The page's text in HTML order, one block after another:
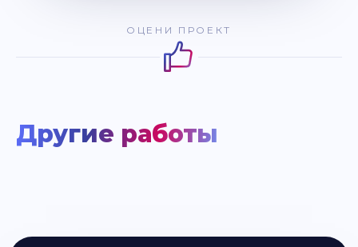
ОЦЕНИ ПРОЕКТ
Другие работы